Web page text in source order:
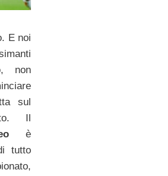
E noi
non
sul
Il
è
tutto